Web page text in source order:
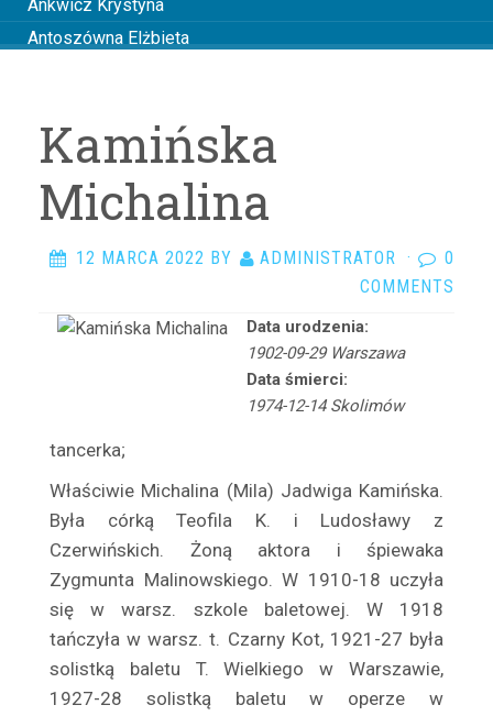
Ankwicz Krystyna
Antoszówna Elżbieta
Arciszewska Wiktoria
Arciszewska Danuta
Arczyńska Maria
Arkadi Ari
Arnd-Leska Halina
Bąbolska Maria
Bachnerówna Regina
Balcerkiewiczówna Maria
Balcerzak Aleksander
Balicki Juliusz
Baliszewska Julia
Kamińska
Michalina
12 MARCA 2022 BY ADMINISTRATOR ·
0
COMMENTS
Data urodzenia:
1902-09-29 Warszawa
Data śmierci:
1974-12-14 Skolimów
tancerka;
Właściwie Michalina (Mila) Jadwiga Kamińska.
Była córką Teofila K. i Ludosławy z
Czerwińskich. Żoną aktora i śpiewaka
Zygmunta Malinowskiego. W 1910-18 uczyła
się w warsz. szkole baletowej. W 1918
tańczyła w warsz. t. Czarny Kot, 1921-27 była
solistką baletu T. Wielkiego w Warszawie,
1927-28 solistką baletu w operze w